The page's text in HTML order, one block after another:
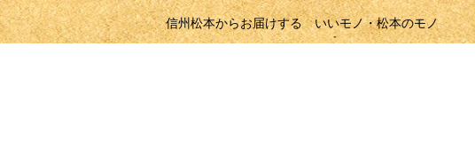
信州松本からお届けする いいモノ・松本のモノ